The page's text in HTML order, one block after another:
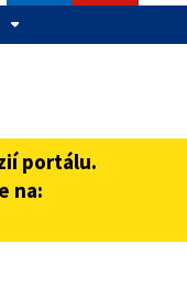
správy SR.
pred názvom
portálu.
na: